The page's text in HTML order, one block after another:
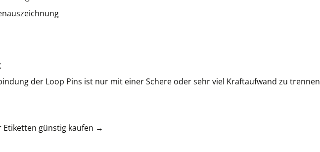
der Loop Pins ist nur mit einer Schere oder sehr viel Kraftaufwand zu
Etiketten günstig kaufen →